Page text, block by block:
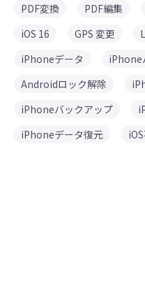
PDF変換 PDF編集
iOS 16
GPS 変更
iPhoneデータ
iPhone
Androidロック解除
iPhoneバックアップ
iPhoneデータ復元